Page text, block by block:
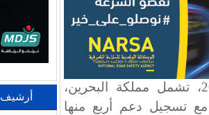
وانطلقت ولاية خمس دول غير دائمة للفترة 2026–2027، تشمل مملكة البحرين،
مع تسجيل دعم أربع منها
أرشيف